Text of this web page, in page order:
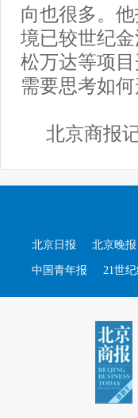
向也很多。
境已较世纪
松万达等项
需要思考如何
北京商报
北京日报 北京晚报
中国青年报 21世